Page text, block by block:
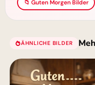
📁 Guten Morgen Bilder
ÄHNLICHE BILDER